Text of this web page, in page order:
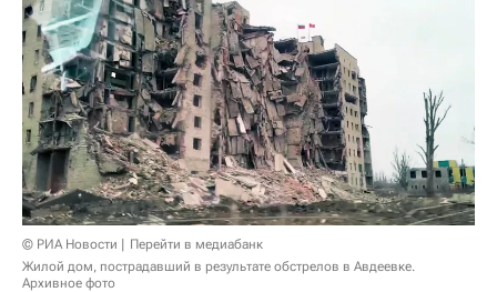
© РИА Новости
Перейти в медиабанк
Жилой дом, пострадавший в результате обстрелов в Авдеевке.
Архивное фото